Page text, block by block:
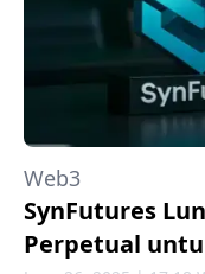
Web3
SynFutures
Perpetual